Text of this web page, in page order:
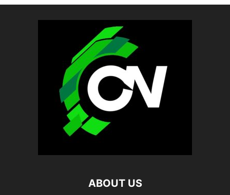
ABOUT US